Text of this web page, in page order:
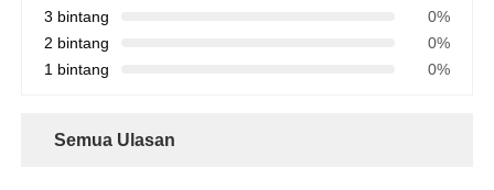
alat pengukur tekanan
3 bintang
0%
2 bintang
0%
1 bintang
0%
Semua Ulasan